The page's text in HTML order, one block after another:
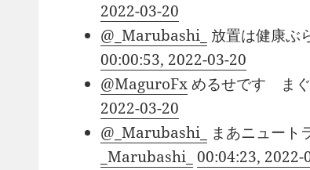
2022-03-20
@_Marubashi_ 放置は健康ぶ
00:00:53, 2022-03-20
@MaguroFxめるせです ま
2022-03-20
@_Marubashi_
まあニュート
_Marubashi_ 00:04:23, 2022-